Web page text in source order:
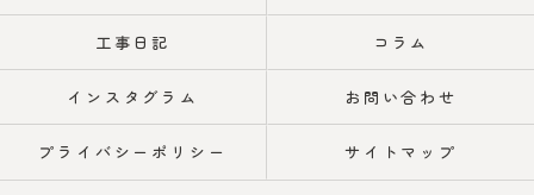
工事日記 コラム
インスタグラム お問い合わせ
プライバシーポリシー サイトマップ